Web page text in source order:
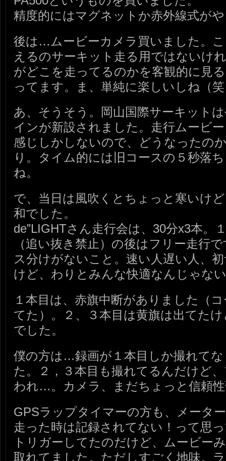
精度的にはマグネットか赤外線式が
後は…ムービーカメラ買いました。
えるのサーキット走る用ではないけ
がどこを走ってるのかを客観的に見
ってます。ま、単純に楽しいしね（笑
あ、そうそう。岡山国際サーキット
インが新設されました。走行ムービ
感じしかしないので、どうなったの
り。タイム的には旧コースの５秒落
ね。
で、当日は風吹くとちょっと寒いけ
和でした。
de”LIGHTさん走行会は、30分x3本。
（追い抜き禁止）の後はフリー走行
ス分けがないこと。速い人遅い人、
けど、わりとみんな快適なんじゃな
１本目は、赤旗中断がありました（
てた）。２、３本目は黄旗は出てた
でした。
僕の方は…録画が１本目しか撮れて
た。２，３本目も撮れてるんだけど
われ…。カメラ、まだちょっと信頼
GPSラップタイマーの方も、メータ
走った時は記録されてない！って思
トリガーしてたのだけど、ムービー
取れてました。ただしすごく地味。